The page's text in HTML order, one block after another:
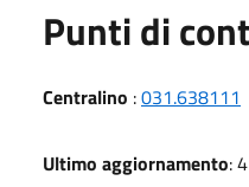
Punti di
Centralino :031.638111
Ultimo aggiornamento: